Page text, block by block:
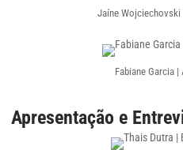
Jaíne Wojciechovski
Fabiane Garcia
Apresentação e